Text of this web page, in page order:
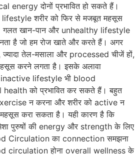
दोनों प्रभावित हो सकते हैं।
शरीर को फिर से मजबूत महसूस
गलत खान-पान और unhealthy lifestyle
है जो हम रोज खाते और करते हैं। अगर
तेल-मसाला और processed चीजें हों,
करने लगता है। इसके अलावा
lifestyle भी blood
को प्रभावित कर सकते हैं। बहुत
न करना और शरीर को active न
करा सकता है। यही कारण है कि
पुरुषों की energy और strength के लिए
Circulation का connection समझना
circulation होना overall wellness के